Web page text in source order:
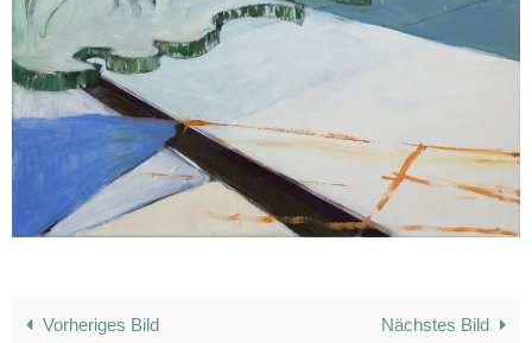
Vorheriges Bild Nächstes Bild